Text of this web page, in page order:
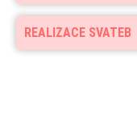
REALIZACE SVATEB